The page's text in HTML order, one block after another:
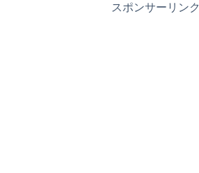
スポンサーリンク